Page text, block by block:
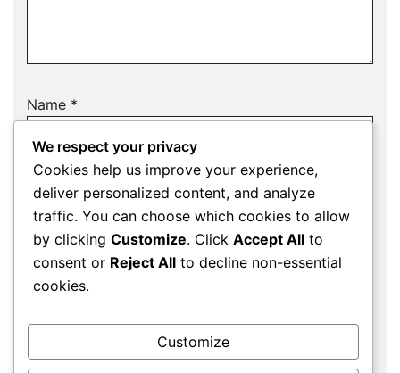
Name *
Email*
Website
We respect your privacy
Cookies help us improve your experience,
deliver personalized content, and analyze
traffic. You can choose which cookies to allow
by clicking Customize. Click Accept All to
consent or Reject All to decline non-essential
cookies.
Customize